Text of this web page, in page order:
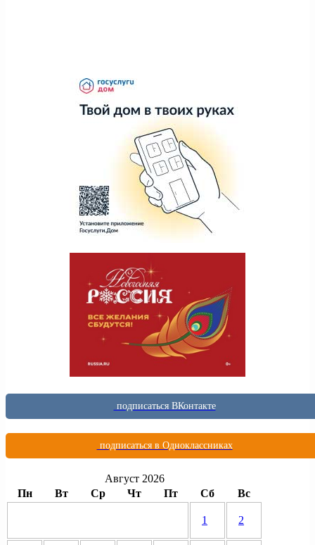
подписаться ВКонтакте
подписаться в Одноклассниках
Август 2026
Пн
Вт Ср Чт Пт Сб Вс
1 2